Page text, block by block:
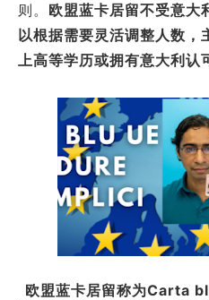
则。 欧盟蓝卡居留不受意大
以根据需要灵活调整人数，
上高等学历或拥有意大利认
欧盟蓝卡居留称为Carta